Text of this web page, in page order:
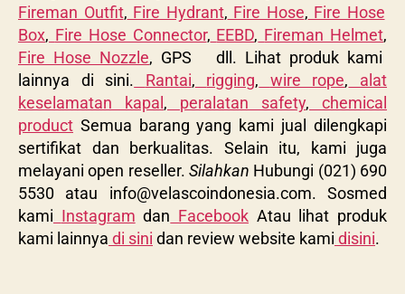
Fireman Outfit, Fire Hydrant, Fire Hose, Fire Hose
Box, Fire Hose Connector, EEBD, Fireman Helmet,
Fire Hose Nozzle, GPS dll. Lihat produk kami
lainnya di sini.
Rantai, rigging, wire rope,
alat
keselamatan kapal , peralatan safety,
chemical
product Semua barang yang kami jual dilengkapi
sertifikat dan berkualitas. Selain itu, kami juga
melayani open reseller. Silahkan Hubungi (021) 690
5530 atau info@velascoindonesia.com. Sosmed
kami Instagram dan Facebook Atau lihat produk
kami lainnya di sini dan review website kami disini.